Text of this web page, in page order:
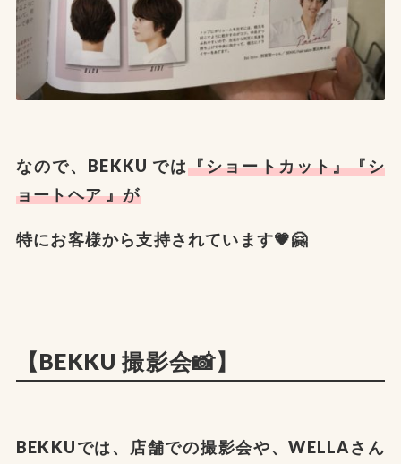
なので、BEKKU では『ショートカット』『シ
ョートヘア 』が
特にお客様から支持されています💗🤗
【BEKKU 撮影会📸】
BEKKUでは、店舗での撮影会や、WELLAさん